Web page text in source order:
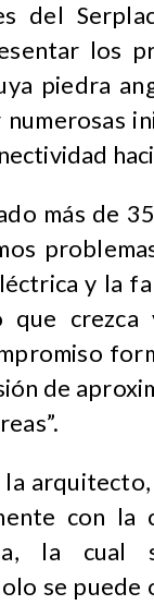
del
los
piedra
más de
y la
que
de
con la
la cual
se puede